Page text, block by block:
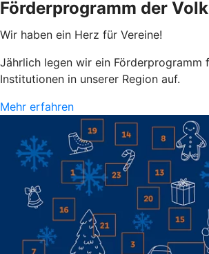
Förderprogramm der
Wir haben ein Herz für Vereine!
Jährlich legen wir ein Förderprogramm
Institutionen in unserer Region auf.
Mehr erfahren